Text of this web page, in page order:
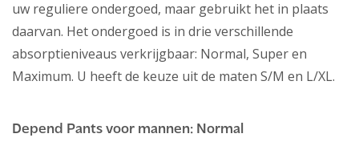
uw reguliere ondergoed, maar gebruikt het in plaats
daarvan. Het ondergoed is in drie verschillende
absorptieniveaus verkrijgbaar: Normal, Super en
Maximum. U heeft de keuze uit de maten S/M en L/XL.
Depend Pants voor mannen: Normal